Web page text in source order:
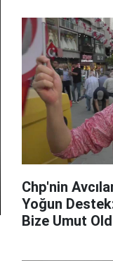
Chp'nin
Yoğun
Bize Umut